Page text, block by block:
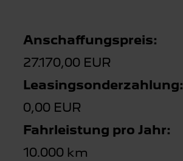
Anschaffungspreis:
27.170,00 EUR
Leasingsonderzahlung:
0,00 EUR
Fahrleistung pro Jahr:
10.000 km